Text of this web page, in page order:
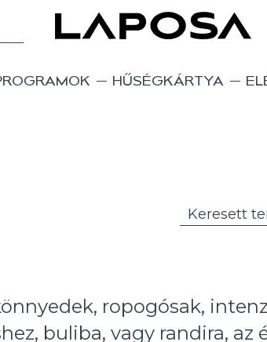
HŰSÉGKÁRTYA
ropogósak,
buliba, vagy randira,